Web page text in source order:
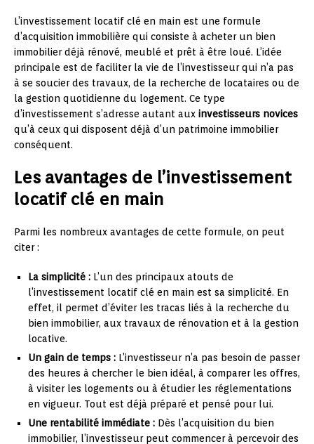
L’investissement locatif clé en main est une formule
d’acquisition immobilière qui consiste à acheter un bien
immobilier déjà rénové, meublé et prêt à être loué. L’idée
principale est de faciliter la vie de l’investisseur qui n’a pas
à se soucier des travaux, de la recherche de locataires ou de
la gestion quotidienne du logement. Ce type
d’investissement s’adresse autant aux investisseurs novices
qu’à ceux qui disposent déjà d’un patrimoine immobilier
conséquent.
Les avantages de l’investissement
locatif clé en main
Parmi les nombreux avantages de cette formule, on peut
citer :
La simplicité : L’un des principaux atouts de
l’investissement locatif clé en main est sa simplicité. En
effet, il permet d’éviter les tracas liés à la recherche du
bien immobilier, aux travaux de rénovation et à la gestion
locative.
Un gain de temps : L’investisseur n’a pas besoin de passer
des heures à chercher le bien idéal, à comparer les offres,
à visiter les logements ou à étudier les réglementations
en vigueur. Tout est déjà préparé et pensé pour lui.
Une rentabilité immédiate : Dès l’acquisition du bien
immobilier, l’investisseur peut commencer à percevoir des